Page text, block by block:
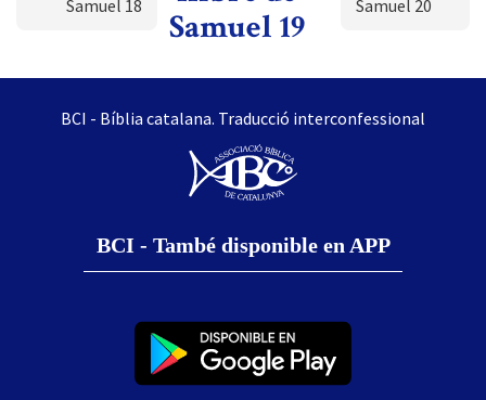
Samuel 18
Samuel 19
Samuel 20
BCI - Bíblia catalana. Traducció interconfessional
BCI - També disponible en APP